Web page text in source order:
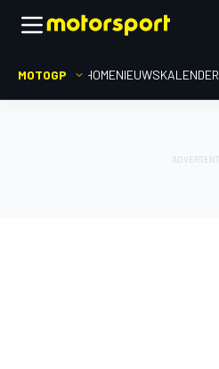
MOTOGP HOMENIEUWSKALENDER